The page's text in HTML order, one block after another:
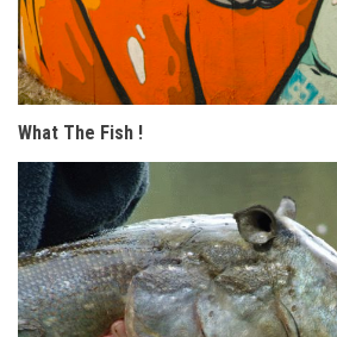
What The Fish !